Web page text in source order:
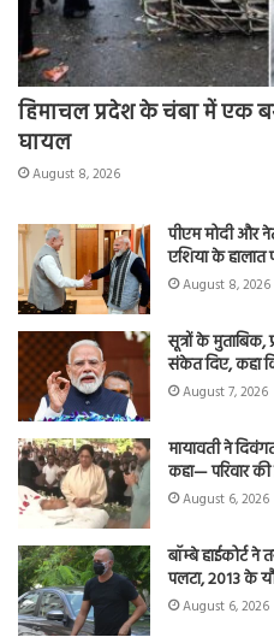
हिमाचल प्रदेश के चंबा में एक
घायल
August 8, 2026
पीएम मोदी और
एशिया के हालात
August 8, 2026
सूत्रों के मुताबिक,
संकेत दिए, कहा
August 7, 2026
मायावती ने
कहा— परिवार
August 6, 2026
बॉम्बे हाईकोर्ट
पलटा, 2013 के
August 6, 2026